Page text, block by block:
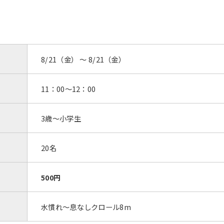
8/21（金） 〜 8/21（金）
11：00～12：00
3歳～小学生
20名
500円
水慣れ～息なしクロール8m